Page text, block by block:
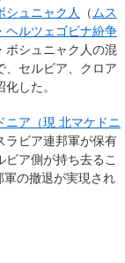
シュニャク人 （ ムス
ヘルツェゴビナ紛争
ボシュニャク人の混
、セルビア、クロア
した。
ニア（現 北マケドニ
ラビア連邦軍が保有
ア側が持ち去るこ
の撤退が実現され